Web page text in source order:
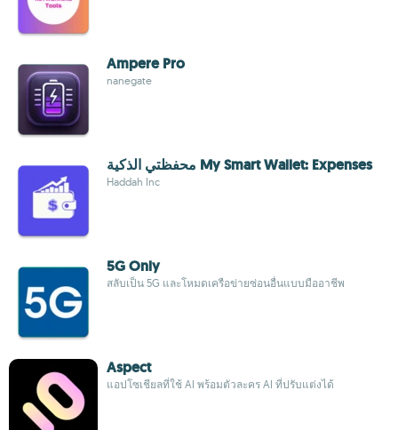
Ampere Pro
nanegate
محفظتي الذكية My Smart Wallet: Expenses
Haddah Inc
5G Only
สลับเป็น 5G และโหมดเครือข่ายซ่อนอื่นแบบมืออาชีพ
Aspect
แอปโซเชียลที่ใช้ AI พร้อมตัวละคร AI ที่ปรับแต่งได้